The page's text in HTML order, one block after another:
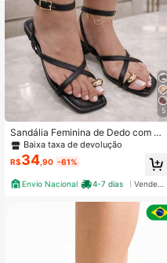
5
Sandália Feminina de Dedo com M
etal e trançada com fivela confortá
vel dia a dia verão elegancia
Baixa taxa de devolução
R$34 ,90 -61%
Envio Nacional 4-7 dias